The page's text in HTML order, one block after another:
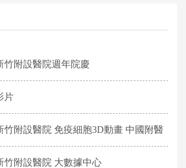
竹附設醫院週年院慶
片
竹附設醫院 免疫細胞3D動畫 中國附醫
竹附設醫院 大數據中心